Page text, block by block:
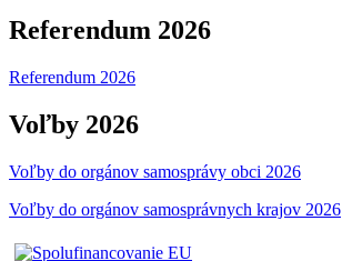
Referendum 2026
Referendum 2026
Voľby 2026
Voľby do orgánov samosprávy obci 2026
Voľby do orgánov samosprávnych krajov 2026